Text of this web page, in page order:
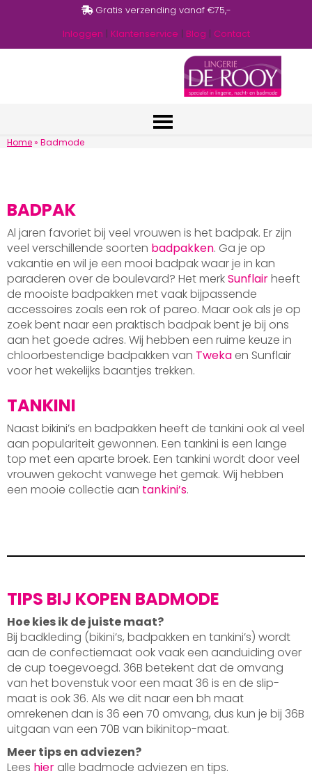
Gratis verzending vanaf €75,-
Inloggen | Klantenservice | Blog | Contact
Home» Badmode
BADPAK
Al jaren favoriet bij veel vrouwen is het badpak. Er zijn
veel verschillende soorten badpakken. Ga je op
vakantie en wil je een mooi badpak waar je in kan
paraderen over de boulevard? Het merkSunflairheeft
de mooiste badpakken met vaak bijpassende
accessoires zoals een rok of pareo. Maar ook als je op
zoek bent naar een praktisch badpak bent je bij ons
aan het goede adres. Wij hebben een ruime keuze in
chloorbestendige badpakken van Tweka en Sunflair
voor het wekelijks baantjes trekken.
TANKINI
Naast bikini’s en badpakken heeft de tankini ook al veel
aan populariteit gewonnen. Een tankini is een lange
top met een aparte broek. Een tankini wordt door veel
vrouwen gekocht vanwege het gemak. Wij hebben
een mooie collectie aan tankini’s.
TIPS BIJ KOPEN BADMODE
Hoe kies ik de juiste maat?
Bij badkleding (bikini’s, badpakken en tankini’s) wordt
aan de confectiemaat ook vaak een aanduiding over
de cup toegevoegd. 36B betekent dat de omvang
van het bovenstuk voor een maat 36 is en de slip-
maat is ook 36. Als we dit naar een bh maat
omrekenen dan is 36 een 70 omvang, dus kun je bij 36B
uitgaan van een 70B van bikinitop-maat.
Meer tips en adviezen?
Lees hier alle badmode adviezen en tips.